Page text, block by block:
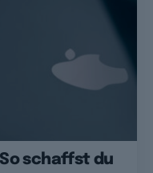
schaffst du